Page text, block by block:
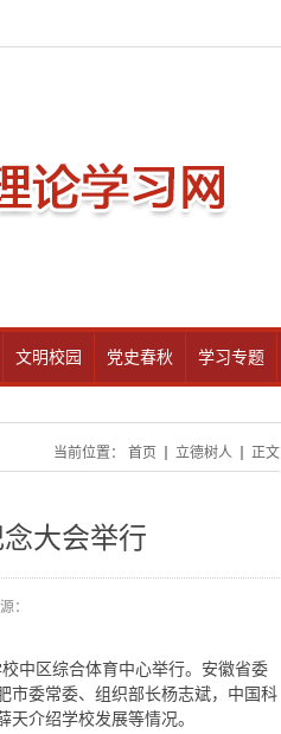
文明校园 党史春秋 学习专题
当前位置： 首页 立德树人 正文
大会举行
：
中区综合体育中心举行。安徽省委
市委常委、组织部长杨志斌，中国科
介绍学校发展等情况。